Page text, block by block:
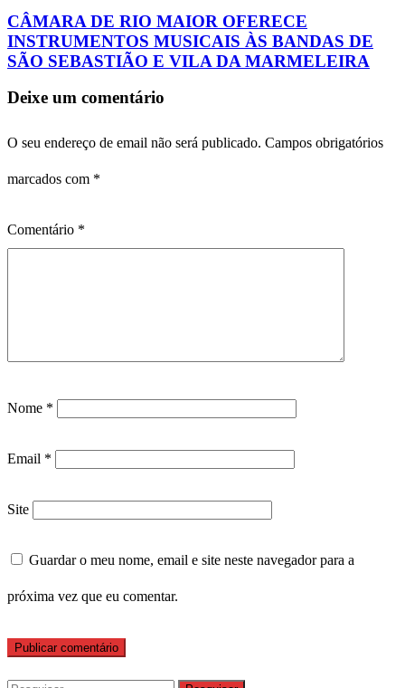
CÂMARA DE RIO MAIOR OFERECE
INSTRUMENTOS MUSICAIS ÀS BANDAS DE
SÃO SEBASTIÃO E VILA DA MARMELEIRA
Deixe um comentário
O seu endereço de email não será publicado. Campos obrigatórios
marcados com *
Comentário *
Nome *
Email *
Site
Guardar o meu nome, email e site neste navegador para a
próxima vez que eu comentar.